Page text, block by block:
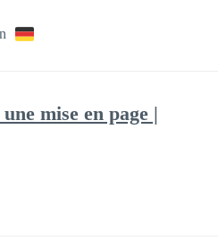
mise en page |